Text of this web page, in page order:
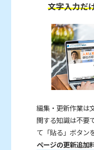
文字入力だ
編集・更新作業は
関する知識は不要
て「貼る」ボタン
ページの更新追加